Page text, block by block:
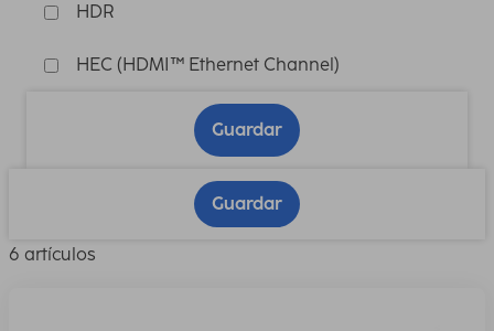
HDR
HEC (HDMI™ Ethernet Channel)
Guardar
Guardar
6 artículos